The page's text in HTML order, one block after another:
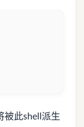
被此shell派生